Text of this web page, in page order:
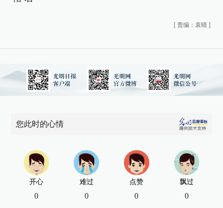
[ 责编：袁晴 ]
您此时的心情
开心
0
难过
0
点赞
0
飘过
0